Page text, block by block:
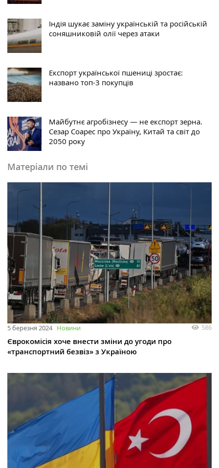
Індія шукає заміну українській та російській
соняшниковій олії через атаки
Експорт української пшениці зростає:
названо топ-3 покупців
Майбутнє агробізнесу — не експорт зерна.
Сезар Соарес про Україну, Китай та світ до
2050 року
Матеріали по темі
5 березня 2024 Новини 586
Єврокомісія хоче внести зміни до угоди про
«транспортний безвіз» з Україною